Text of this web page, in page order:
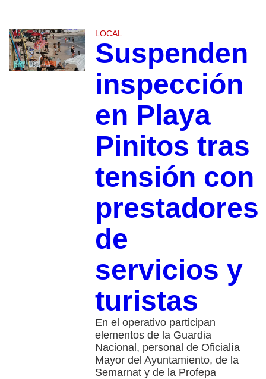
LOCAL
Suspenden
inspección
en Playa
Pinitos tras
tensión con
prestadores
de
servicios y
turistas
En el operativo participan
elementos de la Guardia
Nacional, personal de Oficialía
Mayor del Ayuntamiento, de la
Semarnat y de la Profepa